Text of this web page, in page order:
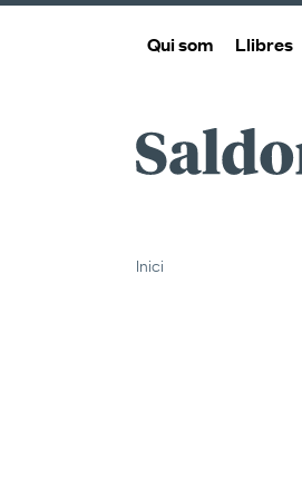
Qui som Llibres
Saldonar
Inici